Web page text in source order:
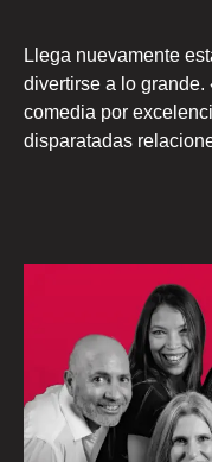
Llega nuevamente
divertirse a lo grande.
comedia por
disparatadas